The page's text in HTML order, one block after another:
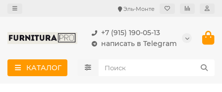
Эль-Монте
+7 (915) 190-05-13
написать в Telegram
КАТАЛОГ